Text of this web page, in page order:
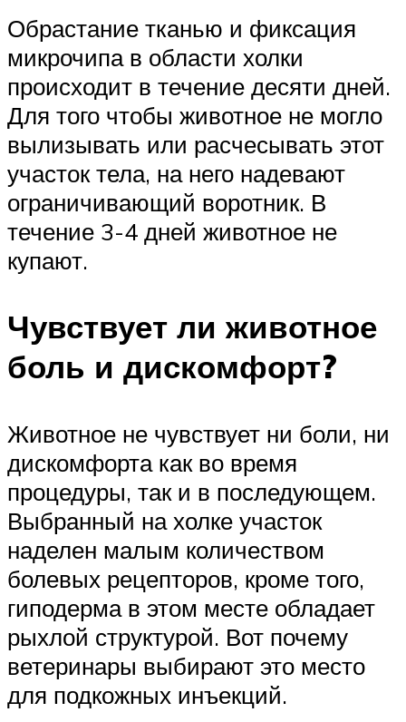
Обрастание тканью и фиксация
микрочипа в области холки
происходит в течение десяти дней.
Для того чтобы животное не могло
вылизывать или расчесывать этот
участок тела, на него надевают
ограничивающий воротник. В
течение 3-4 дней животное не
купают.
Чувствует ли животное
боль и дискомфорт?
Животное не чувствует ни боли, ни
дискомфорта как во время
процедуры, так и в последующем.
Выбранный на холке участок
наделен малым количеством
болевых рецепторов, кроме того,
гиподерма в этом месте обладает
рыхлой структурой. Вот почему
ветеринары выбирают это место
для подкожных инъекций.